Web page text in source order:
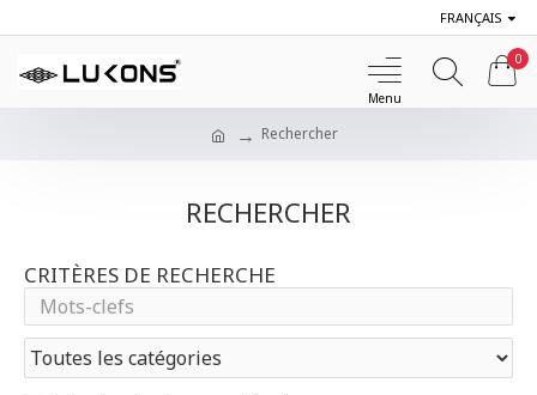
FRANÇAIS
0
Rechercher
RECHERCHER
CRITÈRES DE RECHERCHE